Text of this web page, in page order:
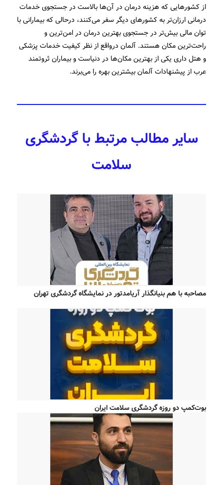
از کشورهایی که هزینه درمان در آن‌ها بالاست در جستجوی خدمات
درمانی ارزان‌تر به کشورهای دیگر سفر می‌کنند، درحالی که بیمارانی با
توان مالی بیش‌تر در جستجوی بهترین درمان در امن‌ترین و
راحت‌ترین مکان هستند. آلمان درواقع از نظر کیفیت خدمات پزشکی
و هتل داری یکی از بهترین مکان‌ها در دنیاست و بیماران ثروتمند
عرب از پیشنهادات آلمان بیشترین بهره را می‌برند.
سایر مطالب مرتبط با گردشگری
سلامت
مصاحبه با هم بنیانگذار آریامدتور در نمایشگاه گردشگری تهران
بوت‌کمپ دو روزه گردشگری سلامت ایران